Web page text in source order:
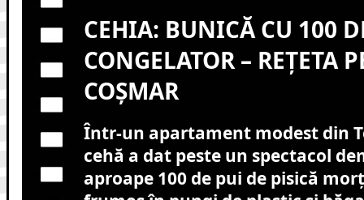
CEHIA: BUNICĂ CU 100
CONGELATOR – REȚETA
COȘMAR
Într-un apartament modest din
cehă a dat peste un spectacol
aproape 100 de pui de pisică